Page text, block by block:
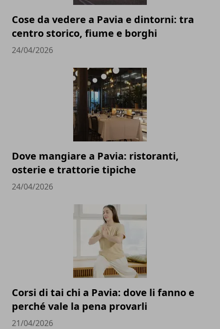
Cose da vedere a Pavia e dintorni: tra
centro storico, fiume e borghi
24/04/2026
Dove mangiare a Pavia: ristoranti,
osterie e trattorie tipiche
24/04/2026
Corsi di tai chi a Pavia: dove li fanno e
perché vale la pena provarli
21/04/2026